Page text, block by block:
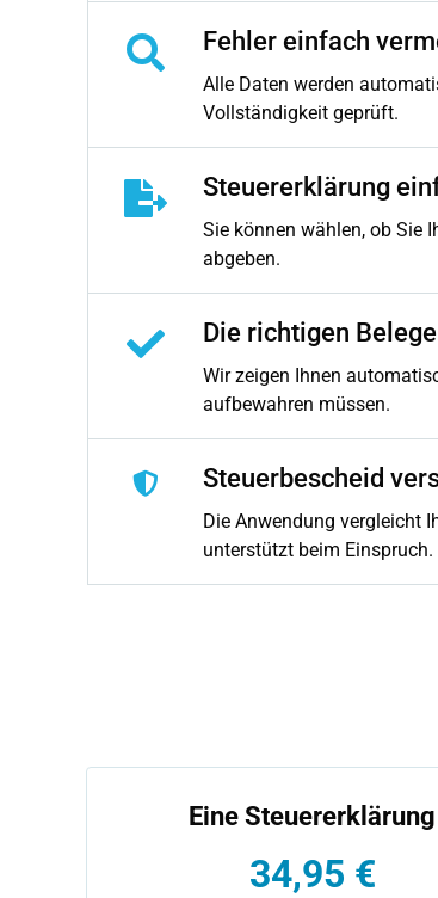
Fehler einfach
Alle Daten werden
Vollständigkeit geprüft.
Steuererklärung
Sie können wählen, ob Sie
abgeben.
Die richtigen
Wir zeigen Ihnen
aufbewahren müssen.
Steuerbescheid
Die Anwendung vergleicht
unterstützt beim Einspruch.
Eine Steuererklärung
34,95 €